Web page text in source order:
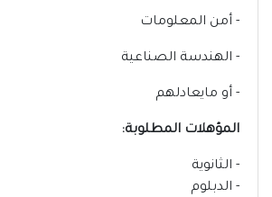
- أمن المعلومات
- الهندسة الصناعية
- أو مايعادلهم
المؤهلات المطلوبة:
- الثانوية
- الدبلوم